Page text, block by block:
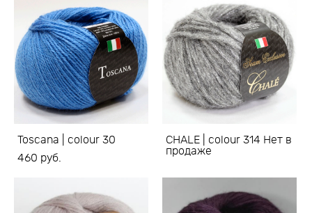
Toscana | colour 30
460 pуб.
CHALE | colour 314 Нет в
продаже